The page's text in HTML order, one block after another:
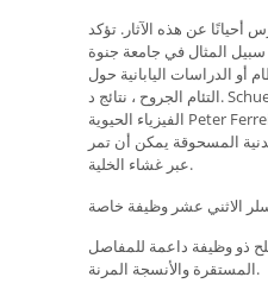
أحيانًا عن هذه الآثار. تؤكد
سبيل المثال في جامعة جنوة
أو الدراسات اليابانية حول
التئام الجروح ، نتائج د. Schuesslers. وفقًا لنتائج عالم
الفيزياء الحيوية Peter Ferreira ، كان Schüßler سابقًا
المسحوقة يمكن أن تمر
عبر غشاء الخلية.
ذو وظيفة داعمة للمفاصل
المستقرة والأنسجة المرنة.